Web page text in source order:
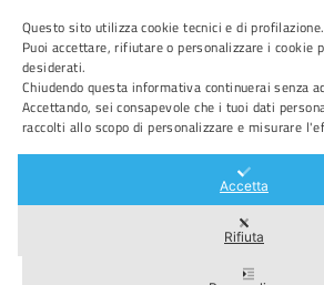
ASL Roma 5
URP e
Comunicazione
Area Riservata
Questo sito utilizza cookie tecnici e di profilazione.
Puoi accettare, rifiutare o personalizzare i cookie
desiderati.
Chiudendo questa informativa continuerai senza
Accettando, sei consapevole che i tuoi dati
raccolti allo scopo di personalizzare e misurare
Accetta
Rifiuta